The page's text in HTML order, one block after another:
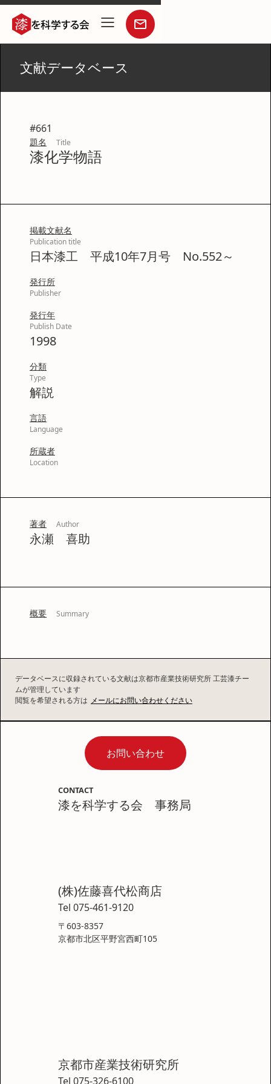
文献データベース
#661
題名 Title
漆化学物語
掲載文献名
Publication title
日本漆工 平成10年7月号 No.552～
発行所
Publisher
発行年
Publish Date
1998
分類
Type
解説
言語
Language
所蔵者
Location
著者 Author
永瀬 喜助
概要 Summary
データベースに収録されている文献は京都市産業技術研究所 工芸漆チー
ムが管理しています
閲覧を希望される方は メールにお問い合わせください
お問い合わせ
CONTACT
漆を科学する会 事務局
(株)佐藤喜代松商店
Tel 075-461-9120
〒603-8357
京都市北区平野宮西町105
京都市産業技術研究所
Tel 075-326-6100